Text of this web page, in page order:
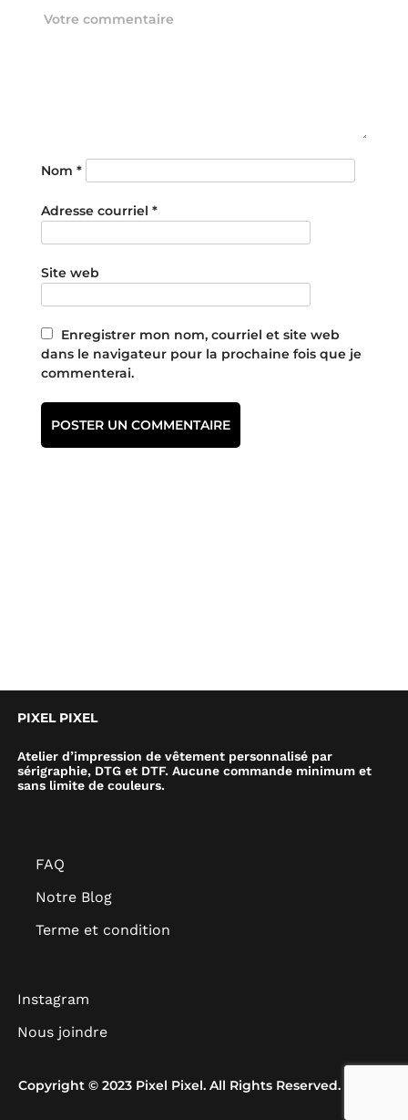
Nom *
Adresse courriel *
Site web
Enregistrer mon nom, courriel et site web
dans le navigateur pour la prochaine fois que je
commenterai.
PIXEL PIXEL
Atelier d’impression de vêtement personnalisé par
sérigraphie, DTG et DTF. Aucune commande minimum et
sans limite de couleurs.
FAQ
Notre Blog
Terme et condition
Instagram
Nous joindre
Copyright © 2023 Pixel Pixel. All Rights Reserved.